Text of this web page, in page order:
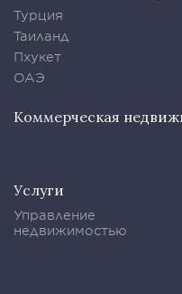
Турция
Таиланд
Пхукет
ОАЭ
Коммерческая
Услуги
Управление
недвижимостью